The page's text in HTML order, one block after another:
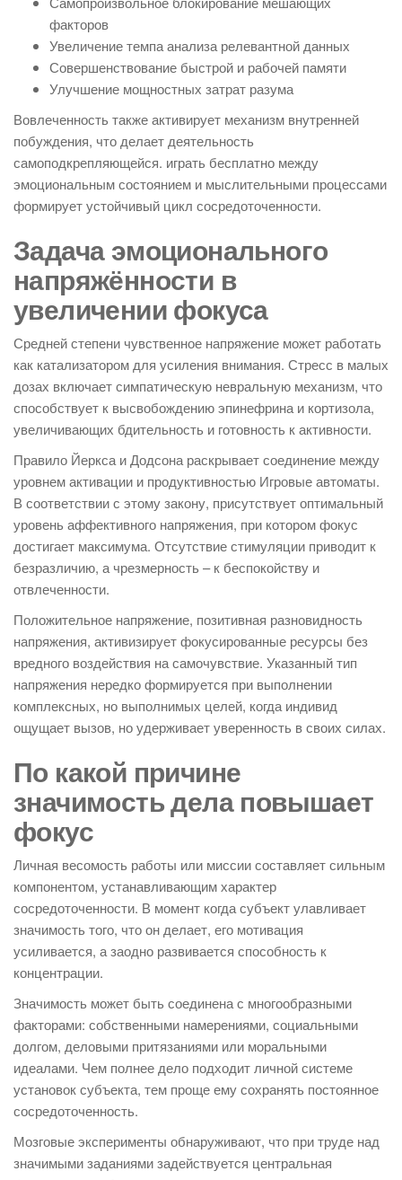
факторов
Увеличение темпа анализа релевантной данных
Совершенствование быстрой и рабочей памяти
Улучшение мощностных затрат разума
Вовлеченность также активирует механизм внутренней
побуждения, что делает деятельность
самоподкрепляющейся. играть бесплатно между
эмоциональным состоянием и мыслительными процессами
формирует устойчивый цикл сосредоточенности.
Задача эмоционального
напряжённости в
увеличении фокуса
Средней степени чувственное напряжение может работать
как катализатором для усиления внимания. Стресс в малых
дозах включает симпатическую невральную механизм, что
способствует к высвобождению эпинефрина и кортизола,
увеличивающих бдительность и готовность к активности.
Правило Йеркса и Додсона раскрывает соединение между
уровнем активации и продуктивностью Игровые автоматы.
В соответствии с этому закону, присутствует оптимальный
уровень аффективного напряжения, при котором фокус
достигает максимума. Отсутствие стимуляции приводит к
безразличию, а чрезмерность – к беспокойству и
отвлеченности.
Положительное напряжение, позитивная разновидность
напряжения, активизирует фокусированные ресурсы без
вредного воздействия на самочувствие. Указанный тип
напряжения нередко формируется при выполнении
комплексных, но выполнимых целей, когда индивид
ощущает вызов, но удерживает уверенность в своих силах.
По какой причине
значимость дела повышает
фокус
Личная весомость работы или миссии составляет сильным
компонентом, устанавливающим характер
сосредоточенности. В момент когда субъект улавливает
значимость того, что он делает, его мотивация
усиливается, а заодно развивается способность к
концентрации.
Значимость может быть соединена с многообразными
факторами: собственными намерениями, социальными
долгом, деловыми притязаниями или моральными
идеалами. Чем полнее дело подходит личной системе
установок субъекта, тем проще ему сохранять постоянное
сосредоточенность.
Мозговые эксперименты обнаруживают, что при труде над
значимыми заданиями задействуется центральная